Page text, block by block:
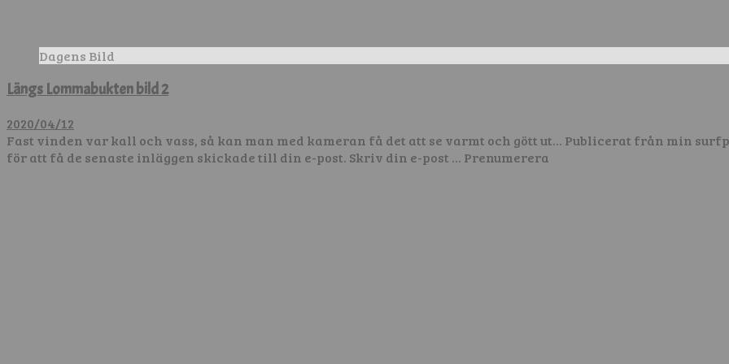
Dagens Bild
Längs Lommabukten bild 2
2020/04/12
Fast vinden var kall och vass, så kan man med kameran få det att se varmt och gött ut… Publicerat från min
för att få de senaste inläggen skickade till din e-post. Skriv din e-post … Prenumerera